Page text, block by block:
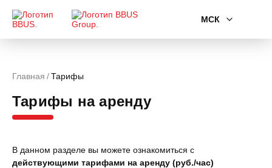
МСК
Главная Тарифы
Тарифы на аренду
В данном разделе вы можете ознакомиться с
действующими тарифами на аренду (руб./час)